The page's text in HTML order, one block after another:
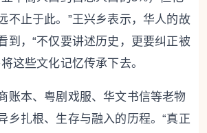
不止于此。”王兴乡表示，华人的故
到，“不仅要讲述历史，更要纠正被
这些文化记忆传承下去。
本、粤剧戏服、华文书信等老物
乡扎根、生存与融入的历程。“真正